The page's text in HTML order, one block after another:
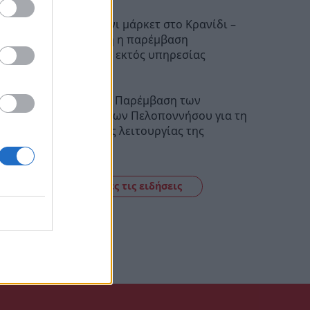
Φωτιά σε μίνι μάρκετ στο Κρανίδι –
Καθοριστική η παρέμβαση
πυροσβέστη εκτός υπηρεσίας
MERE Ελλάς: Παρέμβαση των
Επιμελητηρίων Πελοποννήσου για τη
συνέχιση της λειτουργίας της
Δείτε όλες τις ειδήσεις